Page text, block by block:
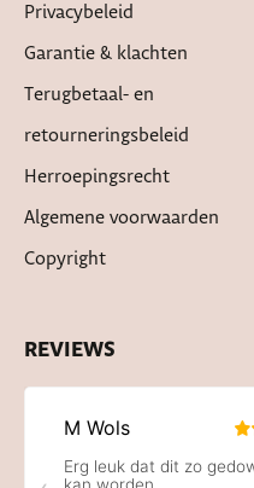
Privacybeleid
Garantie & klachten
Terugbetaal- en
retourneringsbeleid
Herroepingsrecht
Algemene voorwaarden
Copyright
REVIEWS